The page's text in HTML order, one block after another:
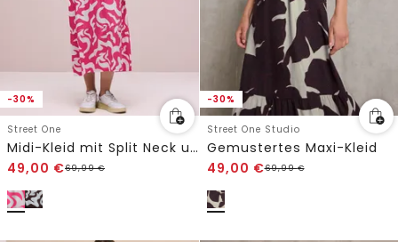
-30%
Street One
Midi-Kleid mit Split Neck und Print
49,00 €69,99€
-30%
Street One Studio
Gemustertes Maxi-Kleid
49,00 €69,99€